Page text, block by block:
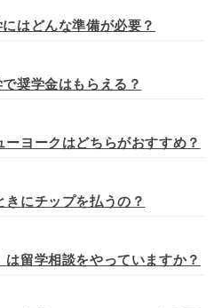
はどんな準備が必要？
奨学金はもらえる？
ーヨークはどちらがおすすめ？
にチップを払うの？
は留学相談をやっていますか？